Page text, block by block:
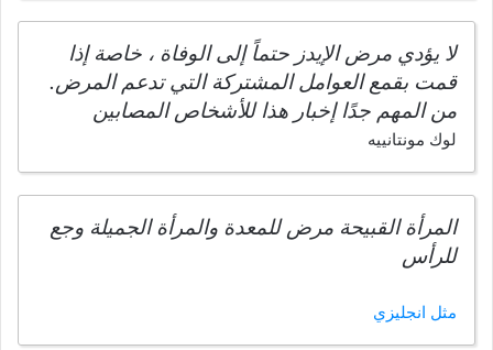
لا يؤدي مرض الإيدز حتماً إلى الوفاة ، خاصة إذا
قمت بقمع العوامل المشتركة التي تدعم المرض.
من المهم جدًا إخبار هذا للأشخاص المصابين
لوك مونتانييه
المرأة القبيحة مرض للمعدة والمرأة الجميلة وجع
للرأس
مثل انجليزي